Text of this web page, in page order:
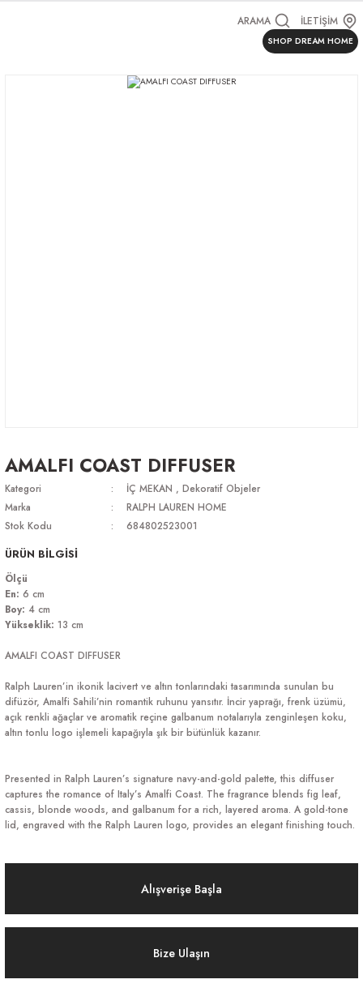
ARAMA İLETİŞİM
SHOP DREAM HOME
AMALFI COAST DIFFUSER
Kategori İÇ MEKAN , Dekoratif Objeler
Marka
RALPH LAUREN HOME
Stok Kodu
684802523001
ÜRÜN BİLGİSİ
Ölçü
En: 6 cm
Boy: 4 cm
Yükseklik: 13 cm
AMALFI COAST DIFFUSER
Ralph Lauren’in ikonik lacivert ve altın tonlarındaki tasarımında sunulan bu
difüzör, Amalfi Sahili’nin romantik ruhunu yansıtır. İncir yaprağı, frenk üzümü,
açık renkli ağaçlar ve aromatik reçine galbanum notalarıyla zenginleşen koku,
altın tonlu logo işlemeli kapağıyla şık bir bütünlük kazanır.
Presented in Ralph Lauren’s signature navy-and-gold palette, this diffuser
captures the romance of Italy’s Amalfi Coast. The fragrance blends fig leaf,
cassis, blonde woods, and galbanum for a rich, layered aroma. A gold-tone
lid, engraved with the Ralph Lauren logo, provides an elegant finishing touch.
Alışverişe Başla
Bize Ulaşın